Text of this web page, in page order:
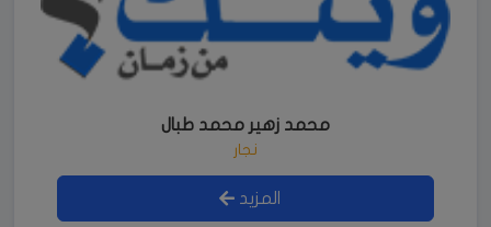
محمد زهير محمد طبال
نجار
المزيد